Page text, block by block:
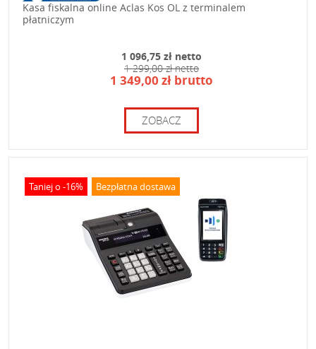
Kasa fiskalna online Aclas Kos OL z terminalem
płatniczym
1 096,75 zł netto
1 299,00 zł netto
1 349,00 zł brutto
ZOBACZ
Taniej o -16% Bezpłatna dostawa